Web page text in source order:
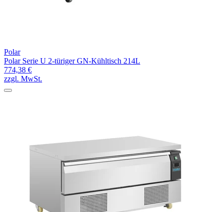
Polar
Polar Serie U 2-türiger GN-Kühltisch 214L
774,38 €
zzgl. MwSt.